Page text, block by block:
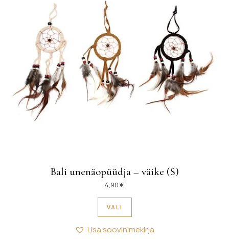
Bali unenäopüüdja – väike (S)
4,90 €
VALI
Sellel tootel on mitu
Lisa soovinimekirja